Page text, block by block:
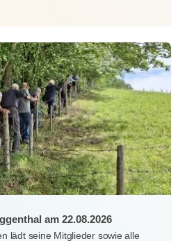
am 22.08.2026
lädt seine Mitglieder sowie alle